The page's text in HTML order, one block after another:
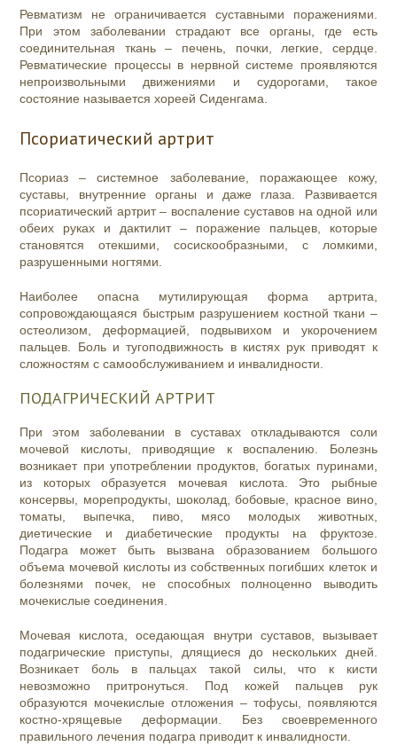
Ревматизм не ограничивается суставными поражениями.
При этом заболевании страдают все органы, где есть
соединительная ткань – печень, почки, легкие, сердце.
Ревматические процессы в нервной системе проявляются
непроизвольными движениями и судорогами, такое
состояние называется хореей Сиденгама.
Псориатический артрит
Псориаз – системное заболевание, поражающее кожу,
суставы, внутренние органы и даже глаза. Развивается
псориатический артрит – воспаление суставов на одной или
обеих руках и дактилит – поражение пальцев, которые
становятся отекшими, сосискообразными, с ломкими,
разрушенными ногтями.
Наиболее опасна мутилирующая форма артрита,
сопровождающаяся быстрым разрушением костной ткани –
остеолизом, деформацией, подвывихом и укорочением
пальцев. Боль и тугоподвижность в кистях рук приводят к
сложностям с самообслуживанием и инвалидности.
ПОДАГРИЧЕСКИЙ АРТРИТ
При этом заболевании в суставах откладываются соли
мочевой кислоты, приводящие к воспалению. Болезнь
возникает при употреблении продуктов, богатых пуринами,
из которых образуется мочевая кислота. Это рыбные
консервы, морепродукты, шоколад, бобовые, красное вино,
томаты, выпечка, пиво, мясо молодых животных,
диетические и диабетические продукты на фруктозе.
Подагра может быть вызвана образованием большого
объема мочевой кислоты из собственных погибших клеток и
болезнями почек, не способных полноценно выводить
мочекислые соединения.
Мочевая кислота, оседающая внутри суставов, вызывает
подагрические приступы, длящиеся до нескольких дней.
Возникает боль в пальцах такой силы, что к кисти
невозможно притронуться. Под кожей пальцев рук
образуются мочекислые отложения – тофусы, появляются
костно-хрящевые деформации. Без своевременного
правильного лечения подагра приводит к инвалидности.